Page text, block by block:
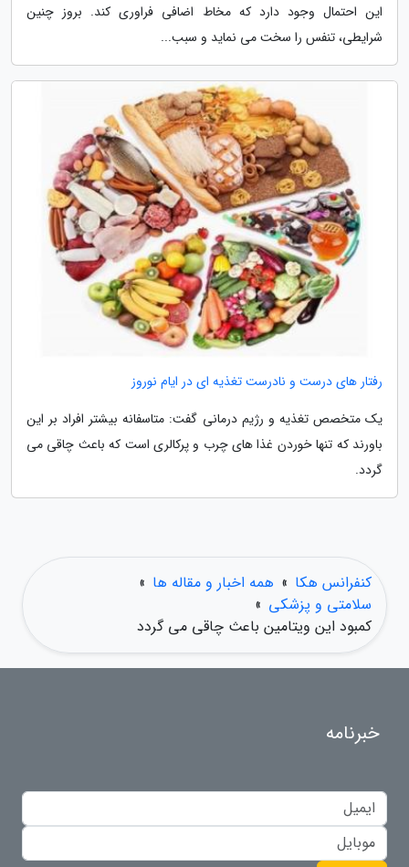
این احتمال وجود دارد که مخاط اضافی فراوری کند. بروز چنین
شرایطی، تنفس را سخت می نماید و سبب...
رفتار های درست و نادرست تغذیه ای در ایام نوروز
یک متخصص تغذیه و رژیم درمانی گفت: متاسفانه بیشتر افراد بر این
باورند که تنها خوردن غذا های چرب و پرکالری است که باعث چاقی می
گردد.
کنفرانس هکا » همه اخبار و مقاله ها »
سلامتی و پزشکی »
کمبود این ویتامین باعث چاقی می گردد
خبرنامه